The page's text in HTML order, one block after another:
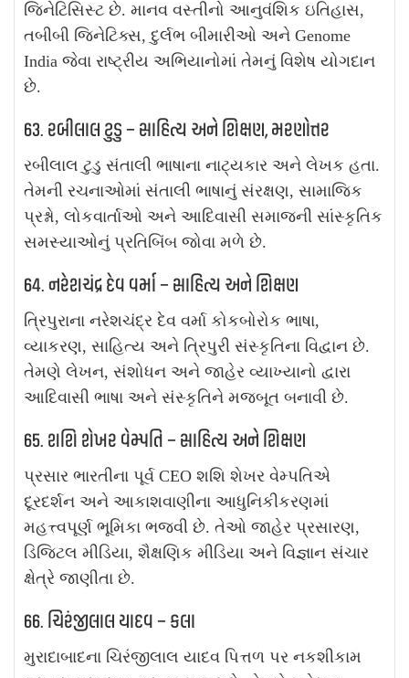
જિનેટિસિસ્ટ છે. માનવ વસ્તીનો આનુવંશિક ઇતિહાસ,
તબીબી જિનેટિક્સ, દુર્લભ બીમારીઓ અને Genome
India જેવા રાષ્ટ્રીય અભિયાનોમાં તેમનું વિશેષ યોગદાન
છે.
63. રબીલાલ ટુડુ – સાહિત્ય અને શિક્ષણ, મરણોત્તર
રબીલાલ ટુડુ સંતાલી ભાષાના નાટ્યકાર અને લેખક હતા.
તેમની રચનાઓમાં સંતાલી ભાષાનું સંરક્ષણ, સામાજિક
પ્રશ્નો, લોકવાર્તાઓ અને આદિવાસી સમાજની સાંસ્કૃતિક
સમસ્યાઓનું પ્રતિબિંબ જોવા મળે છે.
64. નરેશચંદ્ર દેવ વર્મા – સાહિત્ય અને શિક્ષણ
ત્રિપુરાના નરેશચંદ્ર દેવ વર્મા કોકબોરોક ભાષા,
વ્યાકરણ, સાહિત્ય અને ત્રિપુરી સંસ્કૃતિના વિદ્વાન છે.
તેમણે લેખન, સંશોધન અને જાહેર વ્યાખ્યાનો દ્વારા
આદિવાસી ભાષા અને સંસ્કૃતિને મજબૂત બનાવી છે.
65. શશિ શેખર વેમ્પતિ – સાહિત્ય અને શિક્ષણ
પ્રસાર ભારતીના પૂર્વ CEO શશિ શેખર વેમ્પતિએ
દૂરદર્શન અને આકાશવાણીના આધુનિકીકરણમાં
મહત્ત્વપૂર્ણ ભૂમિકા ભજવી છે. તેઓ જાહેર પ્રસારણ,
ડિજિટલ મીડિયા, શૈક્ષણિક મીડિયા અને વિજ્ઞાન સંચાર
ક્ષેત્રે જાણીતા છે.
66. ચિરંજીલાલ યાદવ – કલા
મુરાદાબાદના ચિરંજીલાલ યાદવ પિત્તળ પર નકશીકામ